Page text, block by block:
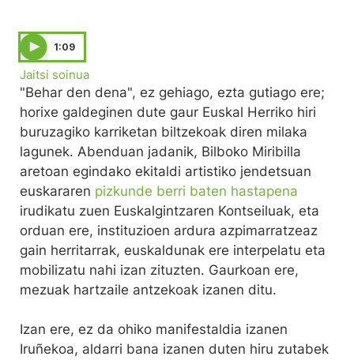
1:09
Jaitsi soinua
"Behar den dena", ez gehiago, ezta gutiago ere;
horixe galdeginen dute gaur Euskal Herriko hiri
buruzagiko karriketan biltzekoak diren milaka
lagunek. Abenduan jadanik, Bilboko Miribilla
aretoan egindako ekitaldi artistiko jendetsuan
euskararen pizkunde berri baten hastapena
irudikatu zuen Euskalgintzaren Kontseiluak, eta
orduan ere, instituzioen ardura azpimarratzeaz
gain herritarrak, euskaldunak ere interpelatu eta
mobilizatu nahi izan zituzten. Gaurkoan ere,
mezuak hartzaile antzekoak izanen ditu.
Izan ere, ez da ohiko manifestaldia izanen
Iruñekoa, aldarri bana izanen duten hiru zutabek